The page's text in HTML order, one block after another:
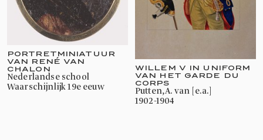
PORTRETMINIATUUR
VAN RENÉ VAN
CHALON
Nederlandse school
waarschijnlijk 19e eeuw
WILLEM V IN UNIFORM
VAN HET GARDE DU
CORPS
Putten, A. van [e.a.]
1902-1904